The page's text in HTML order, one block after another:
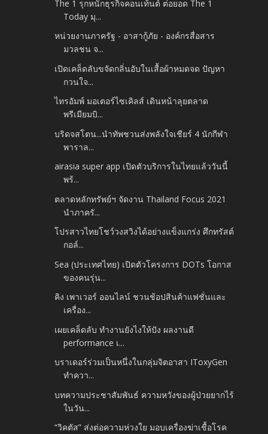
The 1 รุกหนักธุรกิจคอนเท้นต์ ต่อยอด The 1
Today มุ...
หน่วยงานภาครัฐ - อาสากู้ภัย - องค์กรสื่อสาร
มวลชน จ...
เปิดเคล็ดลับขจัดกลิ่นอับในเสื้อผ้าหมดจด ปัญหา
กวนใจ...
ไทรอัมพ์ มอเตอร์ไซเคิลส์ เดินหน้าลุยตลาด
พรีเมียมบิ...
บริดจสโตน...นำทัพชวนส่งพลังใจเชียร์ 4 นักกีฬา
พาราล...
airasia super app เปิดตัวบริการในไทยแล้ววันนี้
พร้...
ตลาดหลักทรัพย์ฯ จัดงาน Thailand Focus 2021
นำภาครั...
โปรสาวไทยโชว์วงสวิงได้อย่างแข็งแกร่ง ศึกทรัสต์
กอล์...
Sea (ประเทศไทย) เปิดตัวโครงการ DOTs โอกาส
ของคนรุ่น...
คิง เพาเวอร์ ออนไลน์ ชวนช้อปสินค้าแฟชั่นและ
เครื่อง...
เผยเคล็ดลับ ทำงานยังไงให้ปัง ผลงานดี
performance เ...
บราเดอร์ร่วมเป็นหนึ่งในกลุ่มจิตอาสา IToxyGen
ทำควา...
บทความประชาสัมพันธ์ ความหวังของผู้ป่วยยากไร้
ในวัน...
“วิคตัส” ส่งต่อความห่วงใย มอบเครื่องฆ่าเชื้อโรค